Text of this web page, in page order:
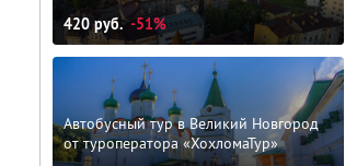
420руб. -51%
Автобусный тур в Великий Новгород
от туроператора «ХохломаТур»